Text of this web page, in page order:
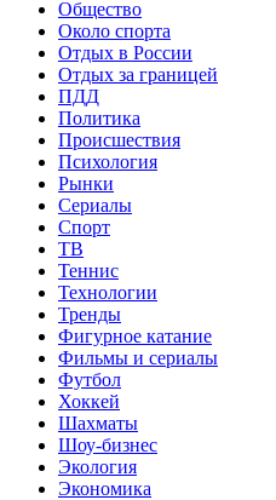
Общество
Около спорта
Отдых в России
Отдых за границей
ПДД
Политика
Происшествия
Психология
Рынки
Сериалы
Спорт
ТВ
Теннис
Технологии
Тренды
Фигурное катание
Фильмы и сериалы
Футбол
Хоккей
Шахматы
Шоу-бизнес
Экология
Экономика